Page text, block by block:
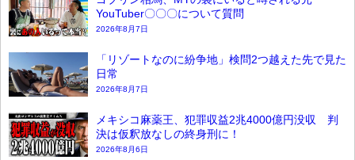
YouTuber〇〇〇について質問
2026年8月7日
「リゾートなのに紛争地」検問2つ越えた先で見た
日常
2026年8月7日
メキシコ麻薬王、犯罪収益2兆4000億円没収 判
決は仮釈放なしの終身刑に！
2026年8月6日